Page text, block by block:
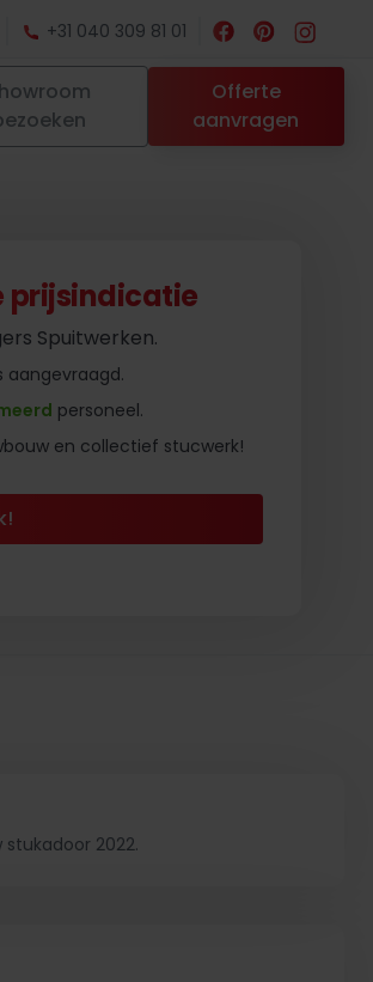
+31 040 309 81 01
Offerte
aanvragen
prijsindicatie
Spuitwerken.
aangevraagd.
personeel.
en collectief stucwerk!
2022.